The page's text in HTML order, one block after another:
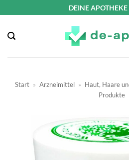
springen
DEINE
Start » Arzneimittel » Haut, Haare
Produkte